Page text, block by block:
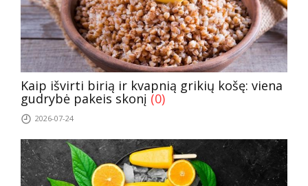
Kaip išvirti birią ir kvapnią grikių košę: viena
gudrybė pakeis skonį (0)
2026-07-24